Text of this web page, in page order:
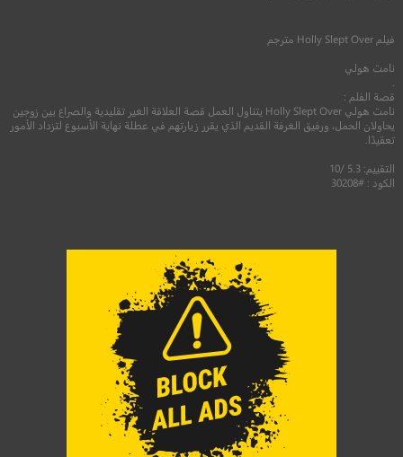
فيلم Holly Slept Over مترجم
نامت هولي
قصة الفلم :
نامت هولي Holly Slept Over يتناول العمل قصة العلاقة الغير تقليدية والصراع بين زوجين
يحاولان الحمل، ورفيق الغرفة القديم الذي يقرر زيارتهم في عطلة نهاية الأسبوع لتزداد الأمور
تعقيدًا.
التقييم: 5.3 /10
الكود : #30208